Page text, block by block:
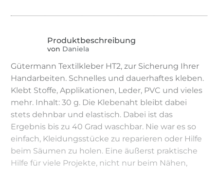
von Daniela
Gütermann Textilkleber HT2, zur Sicherung Ihrer
Handarbeiten. Schnelles und dauerhaftes kleben.
Klebt Stoffe, Applikationen, Leder, PVC und vieles
mehr. Inhalt: 30 g. Die Klebenaht bleibt dabei
stets dehnbar und elastisch. Dabei ist das
Ergebnis bis zu 40 Grad waschbar. Nie war es so
einfach, Kleidungsstücke zu reparieren oder Hilfe
beim Säumen zu holen. Eine äußerst praktische
Hilfe für viele Projekte, nicht nur beim Nähen,